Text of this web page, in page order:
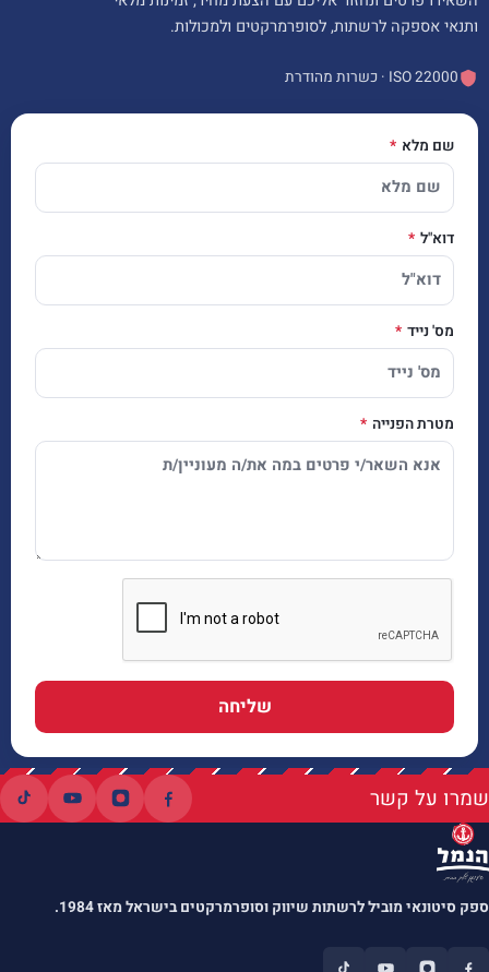
ותנאי אספקה לרשתות, לסופרמרקטים ולמכולות.
ISO 22000 · כשרות מהודרת
שם מלא
דוא"ל
מס' נייד
מטרת הפנייה
שליחה
שמרו על קשר
ספק סיטונאי מוביל לרשתות שיווק וסופרמרקטים בישראל מאז 1984.